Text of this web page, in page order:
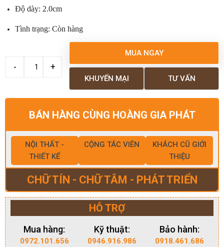
Độ dày: 2.0cm
Tình trạng: Còn hàng
MUA NGAY
TƯ VẤN
KHUYẾN MẠI
BÁN HÀNG CÙNG HOÀNG GIA PHÁT
NỘI THẤT -
THIẾT KẾ
CỘNG TÁC VIÊN
KHÁCH CŨ GIỚI
THIỆU
CHỮ TÍN - CHỮ TÂM - PHÁT TRIỂN
HỖ TRỢ
Mua hàng:
0972.101.656
Kỹ thuật:
0946.916.986
Bảo hành:
0918.461.686